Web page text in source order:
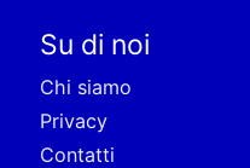
Su di noi
Chi siamo
Privacy
Contatti